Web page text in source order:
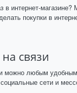
в интернет-
покупки в
на связи
можно любым
сети и